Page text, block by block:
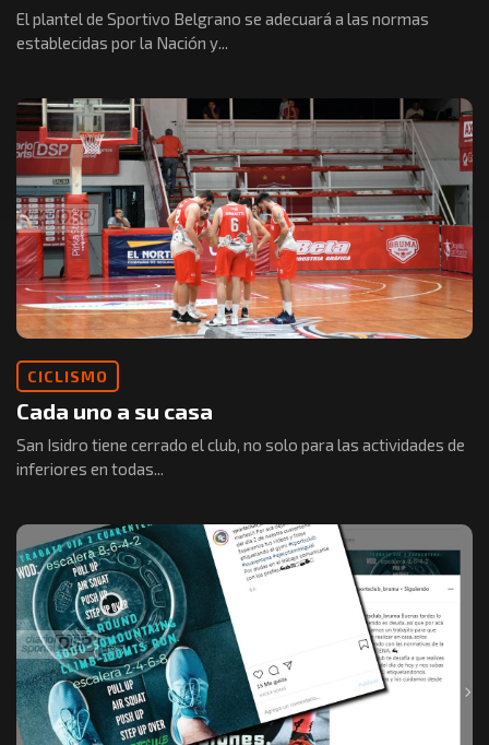
El plantel de Sportivo Belgrano se adecuará a las normas
establecidas por la Nación y...
CICLISMO
Cada uno a su casa
San Isidro tiene cerrado el club, no solo para las actividades de
inferiores en todas...